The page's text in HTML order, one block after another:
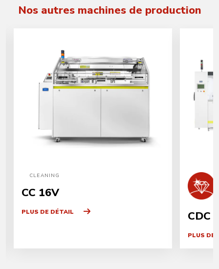
Nos autres machines de production
CLEANING
CC 16V
PLUS DE DÉTAIL CDC
PLUS DE